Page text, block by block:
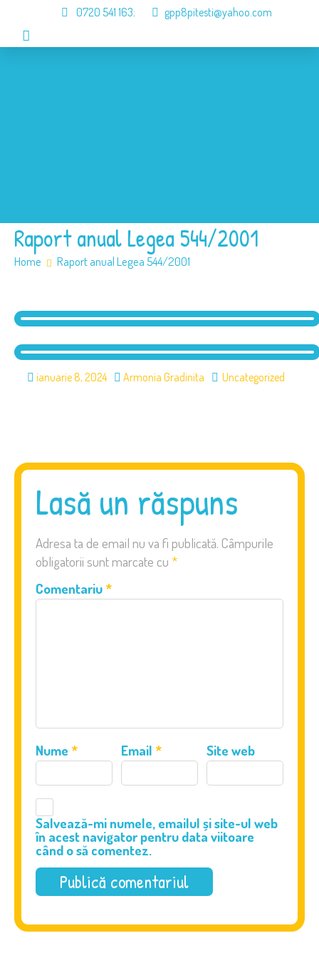
0720 541 163; gpp8pitesti@yahoo.com
Raport anual Legea 544/2001
Home Raport anual Legea 544/2001
ianuarie 8, 2024 Armonia Gradinita Uncategorized
Lasă un răspuns
Adresa ta de email nu va fi publicată. Câmpurile
obligatorii sunt marcate cu *
Comentariu *
Nume * Email * Site web
Salvează-mi numele, emailul și site-ul web
în acest navigator pentru data viitoare
când o să comentez.